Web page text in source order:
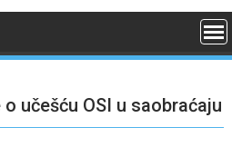
učešću OSI u saobraćaju